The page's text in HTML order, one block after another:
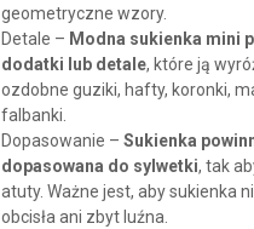
geometryczne wzory.
Detale – Modna sukienka mini
dodatki lub detale, które ją
ozdobne guziki, hafty, koronki,
falbanki.
Dopasowanie – Sukienka
dopasowana do sylwetki, tak
atuty. Ważne jest, aby sukienka
obcisła ani zbyt luźna.